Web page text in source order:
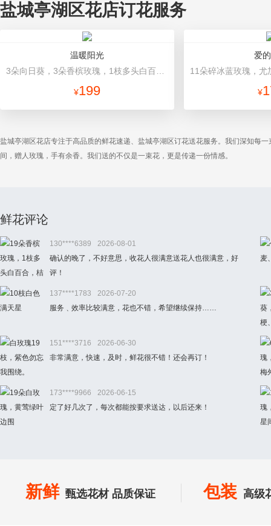
盐城亭湖区花店订花服务
温暖阳光
¥199
爱
¥
盐城亭湖区花店专注于高品质的鲜花速递、盐城亭湖区订花送花服务。我们深知每
间，赠人玫瑰，手有余香。我们送的不仅是一束花，更是传递一份情感。
鲜花评论
130****6389
2026-08-01
确认的晚了，不好意思，收花人很满意送花人也很满意，好
评！
137****1783
2026-07-20
服务﹑效率比较满意，花也不错，希望继续保持……
151****3716
2026-06-30
非常满意，快速，及时，鲜花很不错！还会再订！
173****9966
2026-06-15
定了好几次了，每次都能按要求送达，以后还来！
新鲜 甄选花材 品质保证 包装 高级